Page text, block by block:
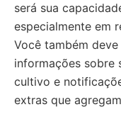
será sua
especialmente em
Você também
informações sobre
cultivo e
extras que